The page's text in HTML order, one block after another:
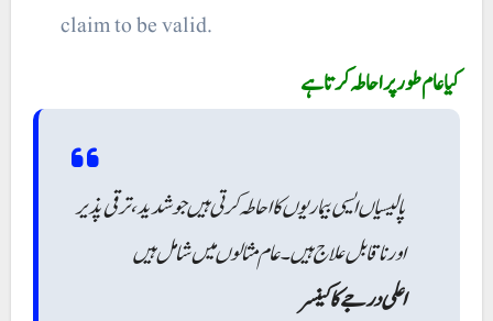
claim to be valid.
کیا عام طور پر احاطہ کرتا ہے
پالیسیاں ایسی بیماریوں کا احاطہ کرتی ہیں جو شدید، ترقی پذیر
اور ناقابل علاج ہیں۔ عام مثالوں میں شامل ہیں
اعلی درجے کا کینسر